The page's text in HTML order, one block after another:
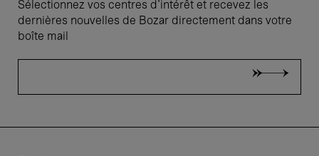
Sélectionnez vos centres d'intérêt et recevez les
dernières nouvelles de Bozar directement dans votre
boîte mail